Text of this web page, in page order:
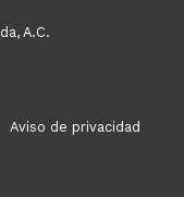
A.C.
Aviso de privacidad